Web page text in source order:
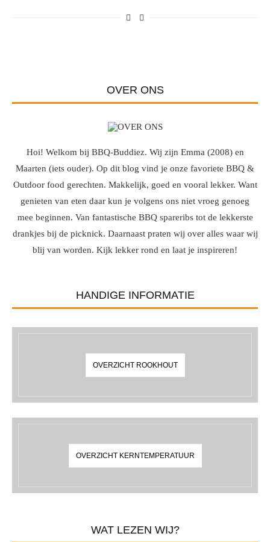
OVER ONS
Hoi! Welkom bij BBQ-Buddiez. Wij zijn Emma (2008) en
Maarten (iets ouder). Op dit blog vind je onze favoriete BBQ &
Outdoor food gerechten. Makkelijk, goed en vooral lekker. Want
genieten van eten daar kun je volgens ons niet vroeg genoeg
mee beginnen. Van fantastische BBQ spareribs tot de lekkerste
drankjes bij de picknick. Daarnaast praten wij over alles waar wij
blij van worden. Kijk lekker rond en laat je inspireren!
HANDIGE INFORMATIE
OVERZICHT ROOKHOUT
OVERZICHT KERNTEMPERATUUR
WAT LEZEN WIJ?